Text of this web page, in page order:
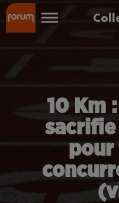
10 Km
pour